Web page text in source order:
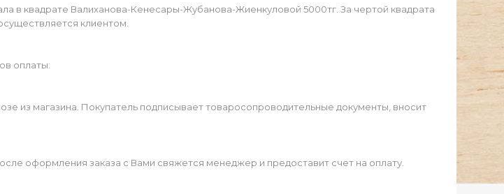
в квадрате Валиханова-Кенесары-Жубанова-Жиенкуловой 5000тг. За чертой квадрата
клиентом.
оплаты:
из магазина. Покупатель подписывает товаросопроводительные документы, вносит
оформления заказа с Вами свяжется менеджер и предоставит счет на оплату.